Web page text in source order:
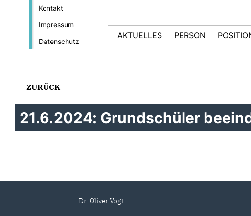
Kontakt
Impressum
Datenschutz
AKTUELLES PERSON
ZURÜCK
21.6.2024: Grundschüler
Dr. Oliver Vogt